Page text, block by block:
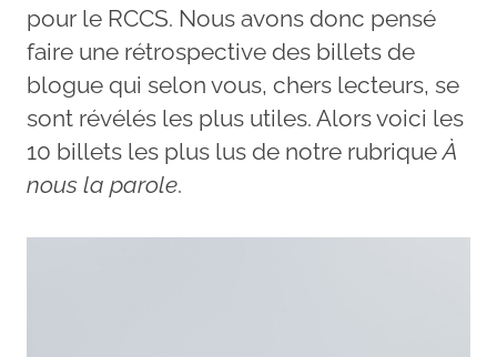
pour le RCCS. Nous avons donc pensé
faire une rétrospective des billets de
blogue qui selon vous, chers lecteurs, se
sont révélés les plus utiles. Alors voici les
10 billets les plus lus de notre rubriqueÀ
nous la parole.